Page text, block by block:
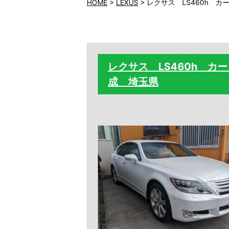
HOME > LEXUS > レクサス LS460h カ
レクサス LS460h カ
成 埼玉県